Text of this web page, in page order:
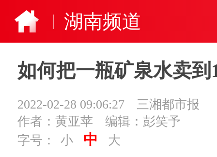
湖南频道
如何把一瓶矿泉水卖到
2022-02-28 09:06:27
三湘都市报
作者：黄亚苹
编辑：彭笑予
字号：
小 中 大